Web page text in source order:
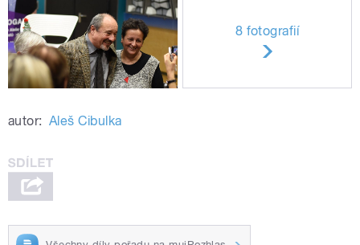
8 fotografií
autor: Aleš Cibulka